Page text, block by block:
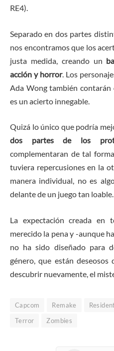
RE4).
Separado en dos partes
nos encontramos que los
justa medida, creando un
acción y horror. Los
Ada Wong también
es un acierto innegable.
Quizá lo único que podría
dos partes de los
complementaran de tal
tuviera repercusiones en la
manera individual, no es
delante de un juego tan loable.
La expectación creada en
merecido la pena y -aunque
no ha sido diseñado para
género, que están
descubrir nuevamente, el
Capcom Remake
Terror
Zombies